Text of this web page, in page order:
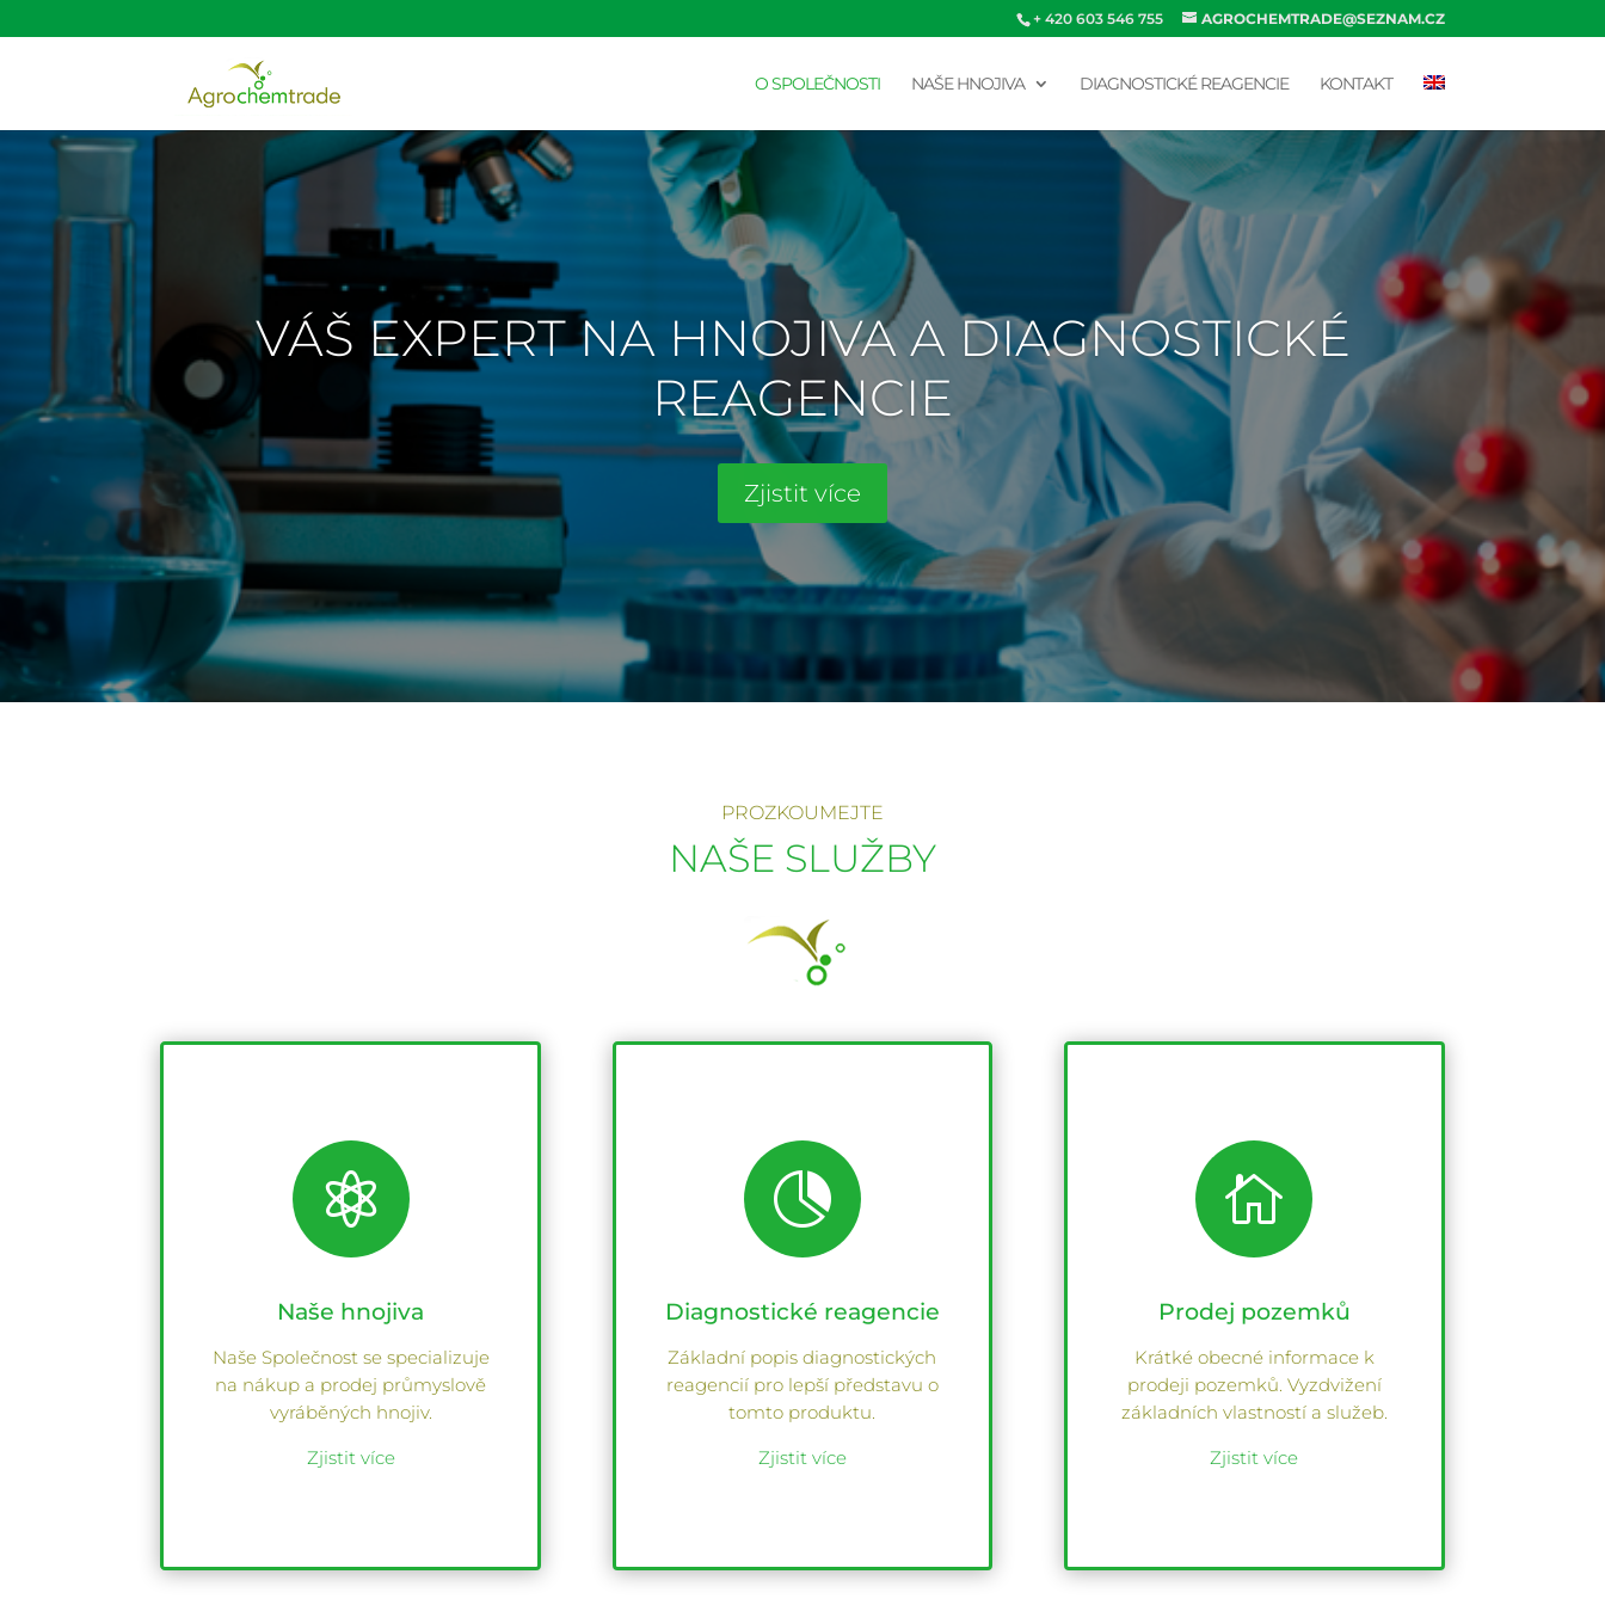
+ 420 603 546 755 AGROCHEMTRADE@SEZNAM.CZ
O SPOLEČNOSTI NAŠE HNOJIVA DIAGNOSTICKÉ REAGENCIE KONTAKT
VÁŠ EXPERT NA HNOJIVA A DIAGNOSTICKÉ
REAGENCIE
Zjistit více
PROZKOUMEJTE
NAŠE SLUŽBY

Naše hnojiva
Naše Společnost se specializuje
na nákup a prodej průmyslově
vyráběných hnojiv.
Zjistit více

Diagnostické reagencie
Základní popis diagnostických
reagencií pro lepší představu o
tomto produktu.
Zjistit více

Prodej pozemků
Krátké obecné informace k
prodeji pozemků. Vyzdvižení
základních vlastností a služeb.
Zjistit více